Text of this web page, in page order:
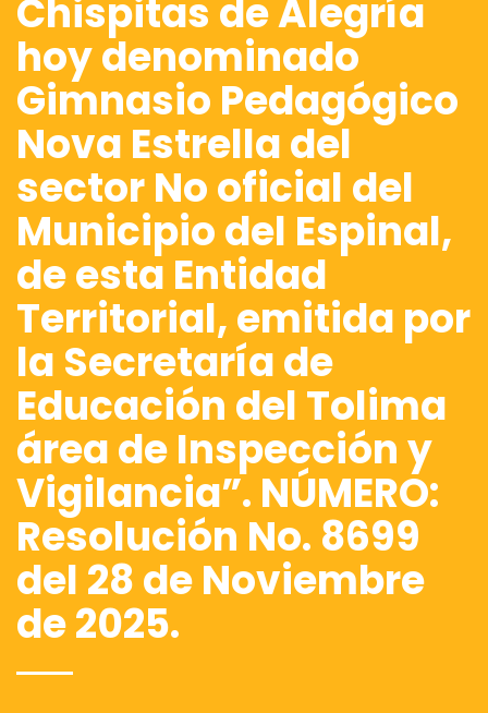
Chispitas de Alegría
hoy denominado
Gimnasio Pedagógico
Nova Estrella del
sector No oficial del
Municipio del Espinal,
de esta Entidad
Territorial, emitida por
la Secretaría de
Educación del Tolima
área de Inspección y
Vigilancia”. NÚMERO:
Resolución No. 8699
del 28 de Noviembre
de 2025.